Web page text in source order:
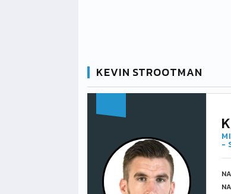
KEVIN STROOTMAN
-